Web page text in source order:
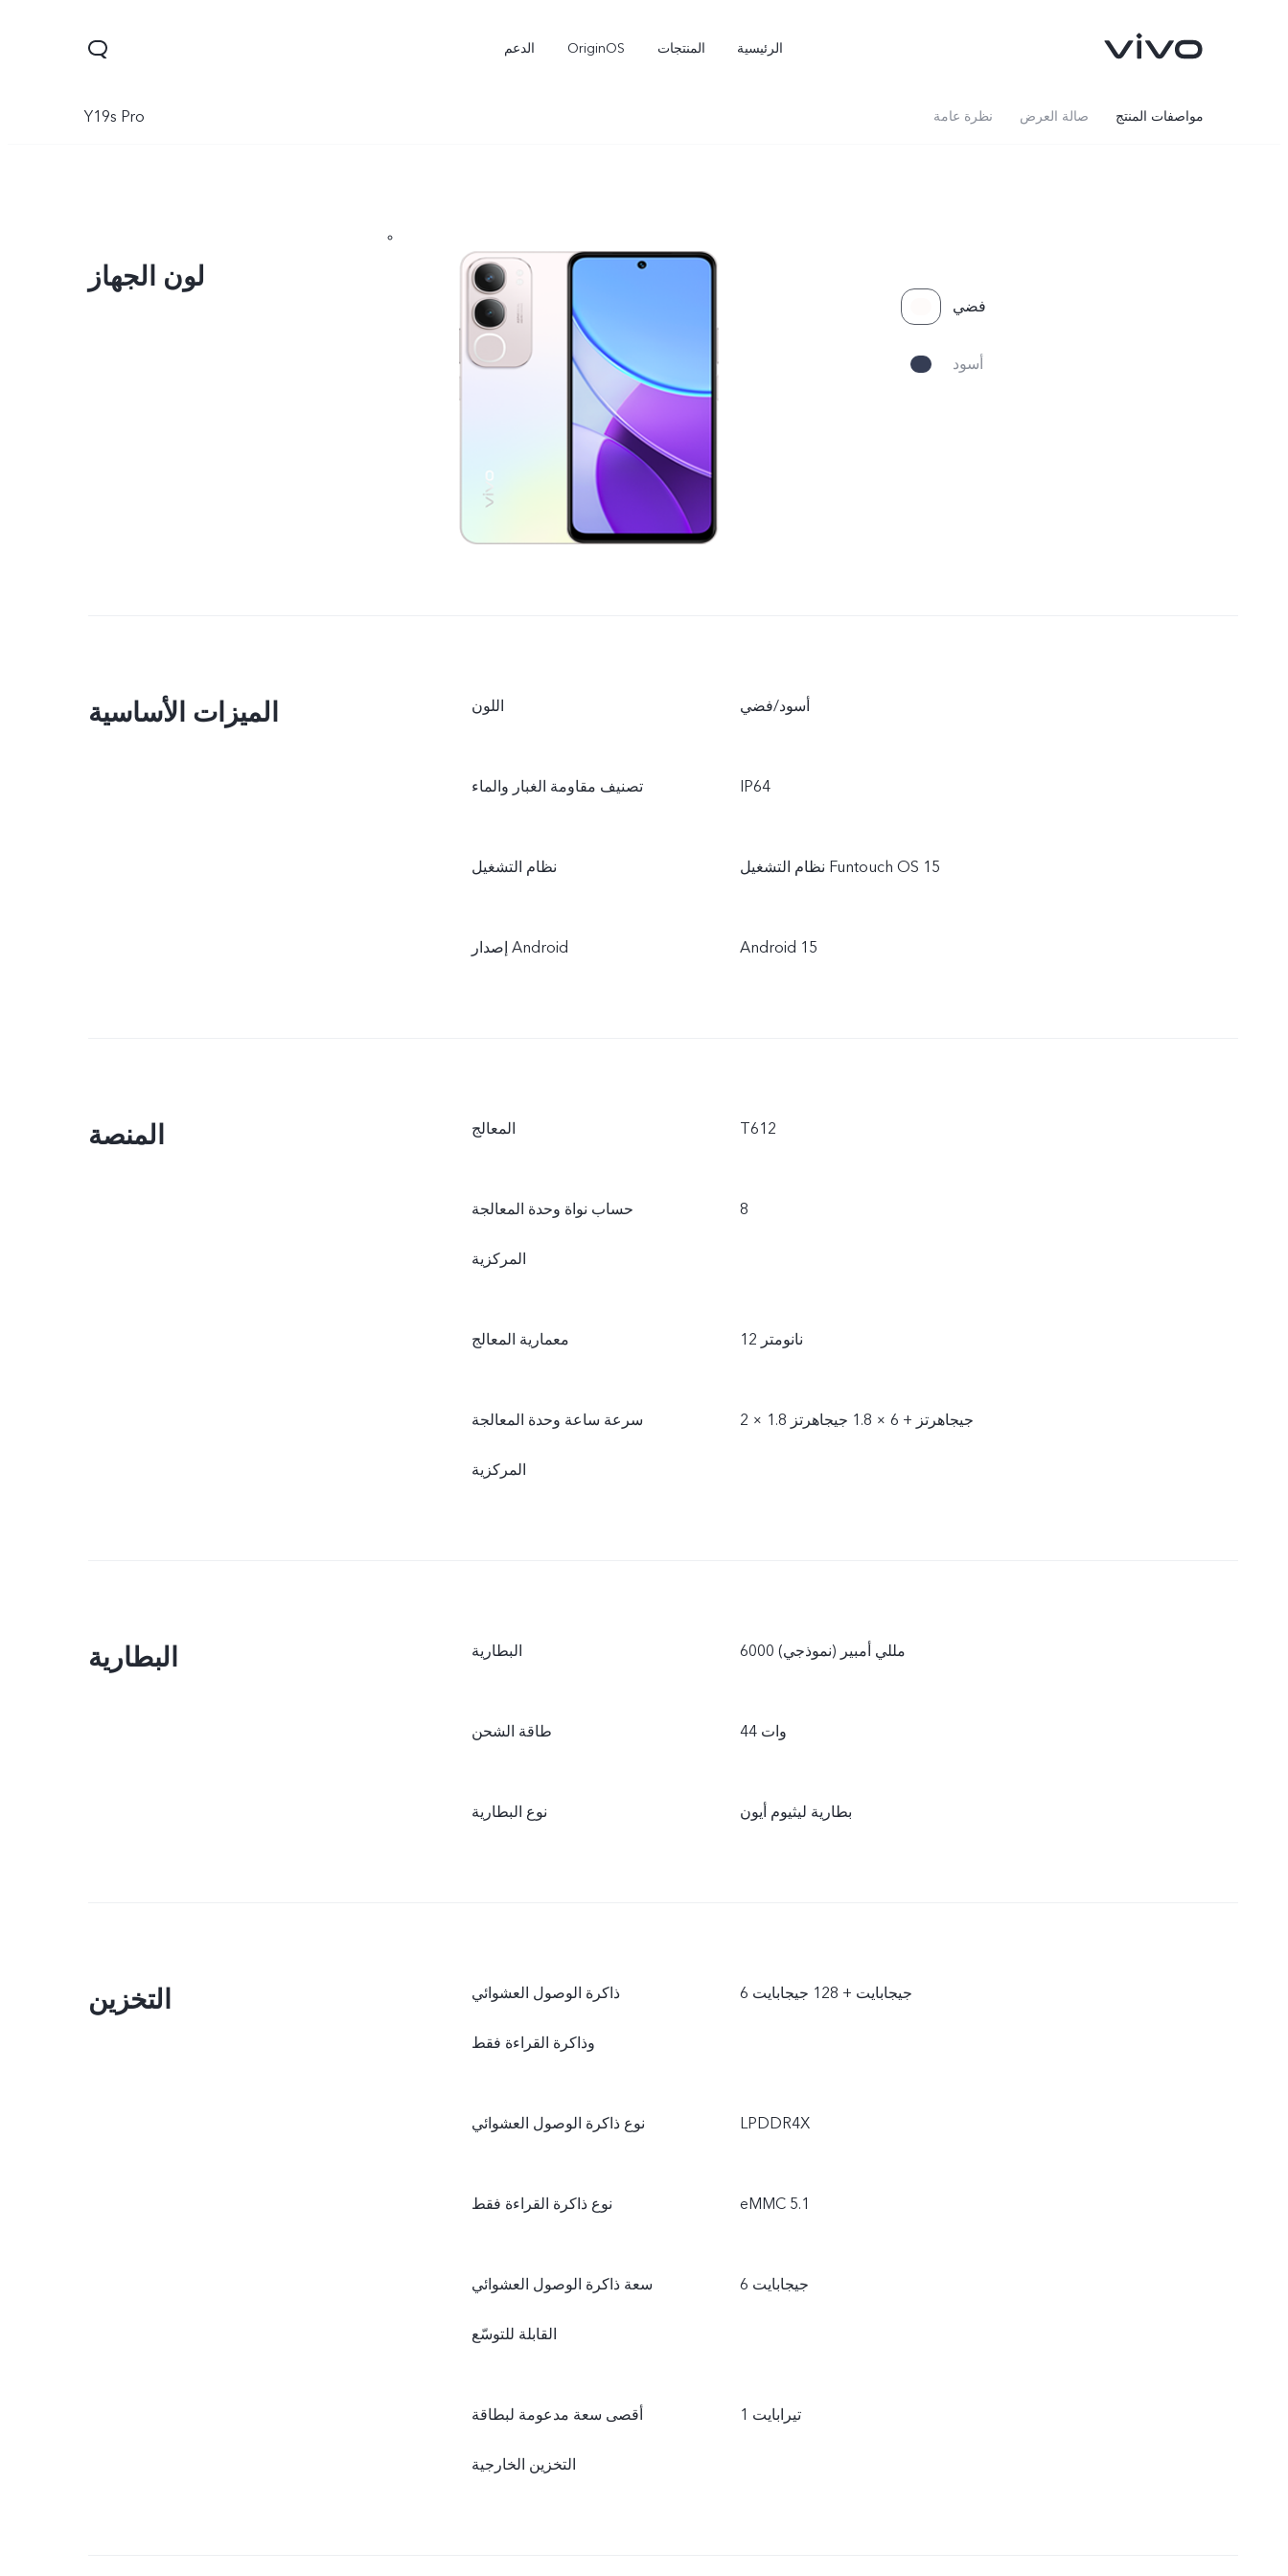
الرئيسية المنتجات OriginOS الدعم
Y19s Pro نظرة عامة صالة العرض مواصفات المنتج
لون الجهاز
فضي
أسود
الميزات الأساسية اللون أسود/فضي
تصنيف مقاومة الغبار والماء IP64
نظام التشغيل نظام التشغيل Funtouch OS 15
إصدار Android Android 15
المنصة المعالج T612
حساب نواة وحدة المعالجة
المركزية
8
معمارية المعالج 12 نانومتر
سرعة ساعة وحدة المعالجة
المركزية
2 × 1.8 جيجاهرتز + 6 × 1.8 جيجاهرتز
البطارية البطارية 6000 مللي أمبير (نموذجي)
طاقة الشحن 44 وات
نوع البطارية بطارية ليثيوم أيون
التخزين ذاكرة الوصول العشوائي
وذاكرة القراءة فقط
6 جيجابايت + 128 جيجابايت
نوع ذاكرة الوصول العشوائي LPDDR4X
نوع ذاكرة القراءة فقط eMMC 5.1
سعة ذاكرة الوصول العشوائي
القابلة للتوسّع
6 جيجابايت
أقصى سعة مدعومة لبطاقة
التخزين الخارجية
1 تيرابايت